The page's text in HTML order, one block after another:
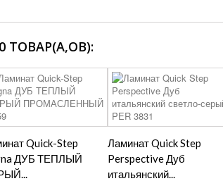
ТОВАР(А,ОВ):
Quick-Step
ДУБ ТЕПЛЫЙ
Ламинат Quick Step
Perspective Дуб
итальянский...